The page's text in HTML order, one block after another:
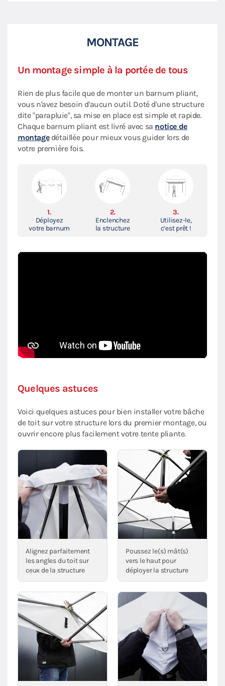
MONTAGE
Un montage simple à la portée de tous
Rien de plus facile que de monter un barnum pliant,
vous n'avez besoin d'aucun outil. Doté d'une structure
dite "parapluie", sa mise en place est simple et rapide.
Chaque barnum pliant est livré avec sa notice de
montagedétaillée pour mieux vous guider lors de
votre première fois.
1.
Déployez
votre barnum
2.
Enclenchez
la structure
3.
Utilisez-le,
c’est prêt !
Quelques astuces
Voici quelques astuces pour bien installer votre bâche
de toit sur votre structure lors du premier montage, ou
ouvrir encore plus facilement votre tente pliante.
Alignez parfaitement
les angles du toit sur
ceux de la structure
Poussez le(s) mât(s)
vers le haut pour
déployer la structure